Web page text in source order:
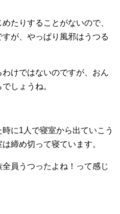
たりすることがないので、
が、やっぱり風邪はうつる
けではないのですが、おん
しょうね。
に1人で寝室から出ていこう
締め切って寝ています。
員うつったよね！って感じ